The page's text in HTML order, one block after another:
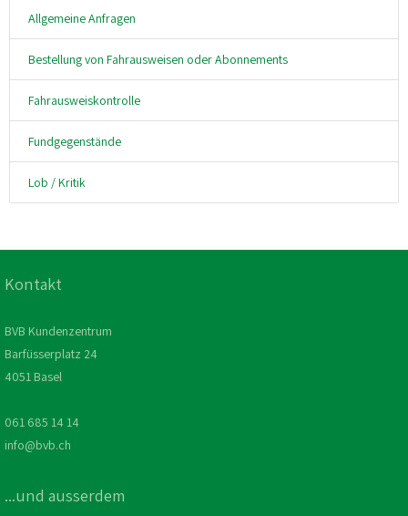
Allgemeine Anfragen
Bestellung von Fahrausweisen oder Abonnements
Fahrausweiskontrolle
Fundgegenstände
Lob / Kritik
Kontakt
BVB Kundenzentrum
Barfüsserplatz 24
4051 Basel
061 685 14 14
info@bvb.ch
...und ausserdem